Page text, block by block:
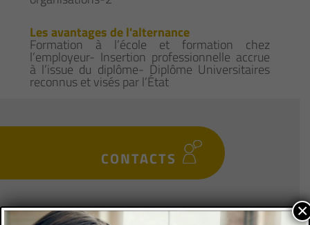
Les avantages de l'alternance
Formation à l’école et formation chez
l’employeur- Insertion professionnelle accrue
à l’issue du diplôme- Diplôme Universitaires
reconnus et visés par l’État
CONTACTS
×